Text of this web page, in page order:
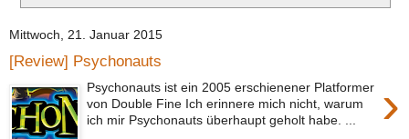
Mittwoch, 21. Januar 2015
[Review] Psychonauts
›
Psychonauts ist ein 2005 erschienener Platformer
von Double Fine Ich erinnere mich nicht, warum
ich mir Psychonauts überhaupt geholt habe. ...